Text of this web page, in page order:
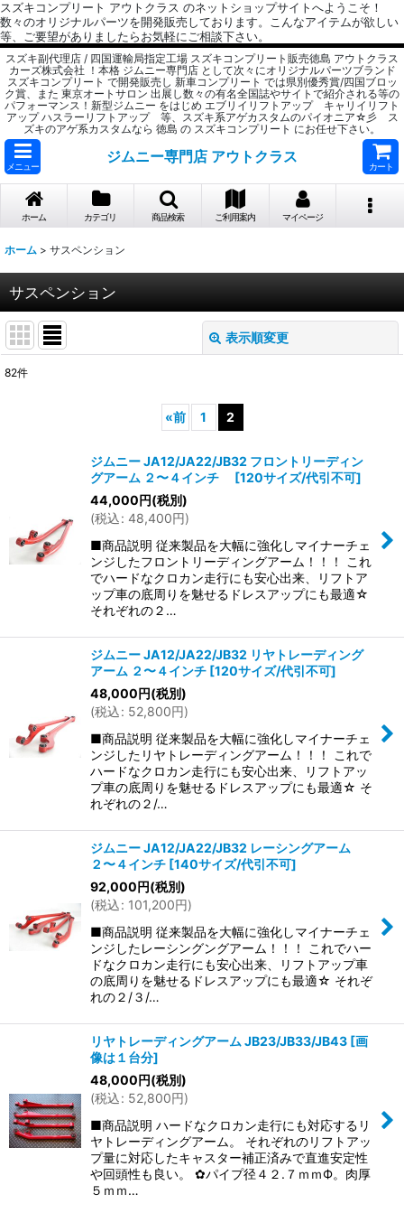
スズキコンプリート アウトクラス のネットショップサイトへようこそ！
数々のオリジナルパーツを開発販売しております。こんなアイテムが欲しい
等、ご要望がありましたらお気軽にご相談下さい。
スズキ副代理店 / 四国運輸局指定工場 スズキコンプリート販売徳島 アウトクラス
カーズ株式会社 ！本格 ジムニー専門店 として次々にオリジナルパーツブランド
スズキコンプリート で開発販売し 新車コンプリート では県別優秀賞/四国ブロッ
ク賞、また 東京オートサロン 出展し数々の有名全国誌やサイトで紹介される等の
パフォーマンス！新型ジムニー をはじめ エブリイリフトアップ キャリイリフト
アップ ハスラーリフトアップ 等、スズキ系アゲカスタムのパイオニア☆彡 ス
ズキのアゲ系カスタムなら 徳島 の スズキコンプリート にお任せ下さい。
メニュー
ジムニー専門店 アウトクラス
カート
ホーム カテゴリ 商品検索 ご利用案内 マイページ
ホーム > サスペンション
サスペンション
表示順変更
絞り込む
82件
«前 1 2
ジムニー JA12/JA22/JB32 フロントリーディン
グアーム ２〜４インチ
[120サイズ/代引不可]
44,000円(税別)
(税込: 48,400円)
■商品説明 従来製品を大幅に強化しマイナーチェ
ンジしたフロントリーディングアーム！！！ これ
でハードなクロカン走行にも安心出来、リフトア
ップ車の底周りを魅せるドレスアップにも最適☆
それぞれの２…
ジムニー JA12/JA22/JB32 リヤトレーディング
アーム ２〜４インチ [120サイズ/代引不可]
48,000円(税別)
(税込: 52,800円)
■商品説明 従来製品を大幅に強化しマイナーチェ
ンジしたリヤトレーディングアーム！！！ これで
ハードなクロカン走行にも安心出来、リフトアッ
プ車の底周りを魅せるドレスアップにも最適☆ そ
れぞれの２/…
ジムニー JA12/JA22/JB32 レーシングアーム
２〜４インチ [140サイズ/代引不可]
92,000円(税別)
(税込: 101,200円)
■商品説明 従来製品を大幅に強化しマイナーチェ
ンジしたレーシングングアーム！！！ これでハー
ドなクロカン走行にも安心出来、リフトアップ車
の底周りを魅せるドレスアップにも最適☆ それぞ
れの２/３/…
リヤトレーディングアーム JB23/JB33/JB43 [画
像は１台分]
48,000円(税別)
(税込: 52,800円)
■商品説明 ハードなクロカン走行にも対応するリ
ヤトレーディングアーム。 それぞれのリフトアッ
プ量に対応したキャスター補正済みで直進安定性
や回頭性も良い。 ✿パイプ径４２.７ｍｍФ。肉厚
５ｍｍ…